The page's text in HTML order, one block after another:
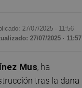
27/07/2025 · 11:56
27/07/2025 · 11:57
Mus, ha
tras la dana